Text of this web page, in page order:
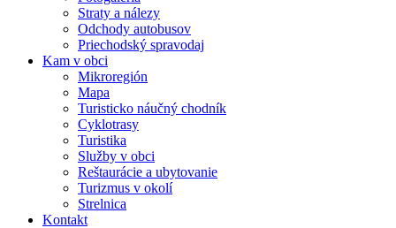
Straty a nálezy
Odchody autobusov
Priechodský spravodaj
Kam v obci
Mikroregión
Mapa
Turisticko náučný chodník
Cyklotrasy
Turistika
Služby v obci
Reštaurácie a ubytovanie
Turizmus v okolí
Strelnica
Kontakt